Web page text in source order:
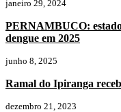
janeiro 29, 2024
PERNAMBUCO:
dengue em 2025
junho 8, 2025
Ramal do Ipiranga
dezembro 21, 2023